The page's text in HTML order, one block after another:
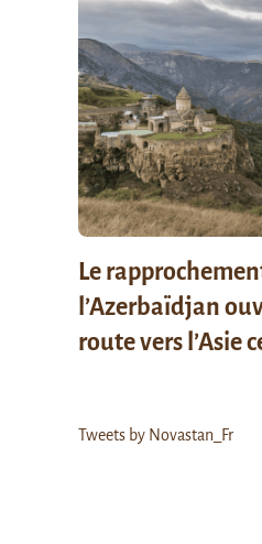
Le
l’Azerbaïdjan
route vers l’Asie
Tweets by Novastan_Fr